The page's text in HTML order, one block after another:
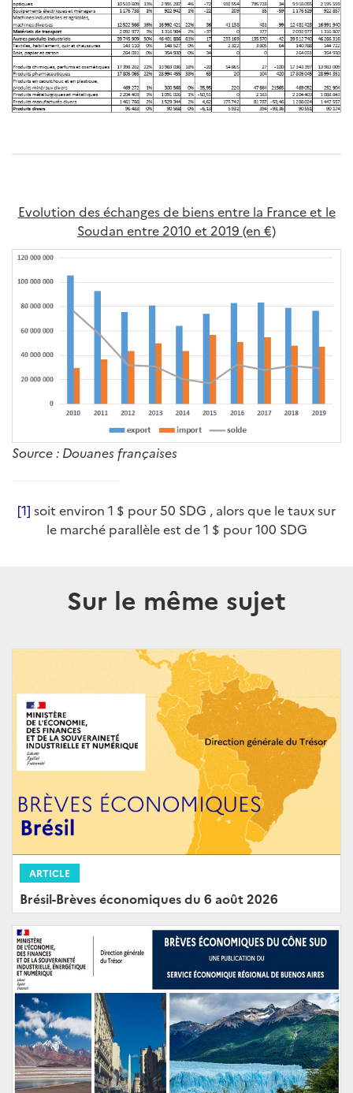
Evolution des échanges de biens entre la France et le
Soudan entre 2010 et 2019 (en €)
Source : Douanes françaises
[1] soit environ 1 $ pour 50 SDG , alors que le taux sur
le marché parallèle est de 1 $ pour 100 SDG
Sur le même sujet
ARTICLE
Brésil-Brèves économiques du 6 août 2026